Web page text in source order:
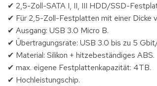
✔ 2,5-Zoll-SATA I, II, III HDD/SSD-
✔ Für 2,5-Zoll-Festplatten mit einer Dicke
✔ Ausgang: USB 3.0 Micro B.
✔ Übertragungsrate: USB 3.0 bis zu 5
✔ Material: Silikon + hitzebeständiges ABS.
✔ max. eigene Festplattenkapazität: 4TB.
✔ Hochleistungschip.